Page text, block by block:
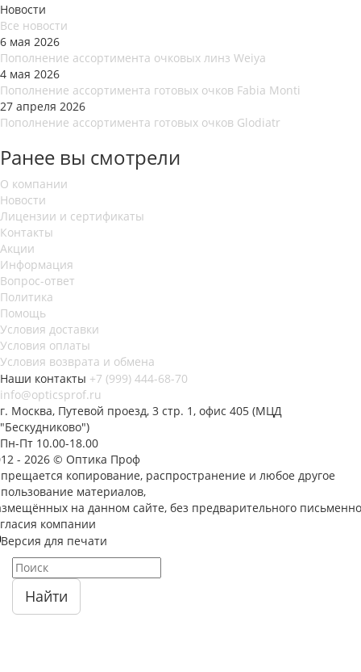
Новости
Все новости
6 мая 2026
Пополнение ассортимента очковых линз Weiya
4 мая 2026
Пополнение ассортимента готовых очков Fabia Monti
27 апреля 2026
Пополнение ассортимента готовых очков Glodiatr
Ранее вы смотрели
О компании
Новости
Лицензии и сертификаты
Контакты
Акции
Информация
Вопрос-ответ
Политика
Помощь
Условия доставки
Условия оплаты
Условия возврата и обмена
Наши контакты +7 (999) 444-68-70
info@opticsprof.ru
г. Москва, Путевой проезд, 3 стр. 1, офис 405 (МЦД
"Бескудниково")
Пн-Пт 10.00-18.00
- 2026 © Оптика Проф
копирование, распространение и любое другое
материалов,
на данном сайте, без предварительного
компании
Версия для печати
Найти